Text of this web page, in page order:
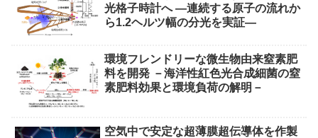
光格子時計へ ―連続する原子の流れか
ら1.2ヘルツ幅の分光を実証―
環境フレンドリーな微生物由来窒素肥
料を開発 －海洋性紅色光合成細菌の窒
素肥料効果と環境負荷の解明－
空気中で安定な超薄膜超伝導体を作製